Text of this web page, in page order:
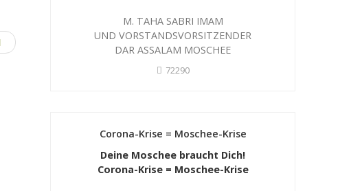
M. TAHA SABRI IMAM
UND VORSTANDSVORSITZENDER
DAR ASSALAM MOSCHEE
72290
Corona-Krise = Moschee-Krise
Deine Moschee braucht Dich!
Corona-Krise = Moschee-Krise